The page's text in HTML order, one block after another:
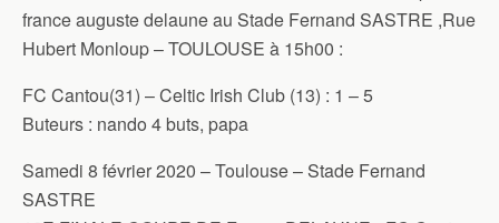
france auguste delaune au Stade Fernand SASTRE ,Rue
Hubert Monloup – TOULOUSE à 15h00 :
FC Cantou(31) – Celtic Irish Club (13) : 1 – 5
Buteurs : nando 4 buts, papa
Samedi 8 février 2020 – Toulouse – Stade Fernand
SASTRE